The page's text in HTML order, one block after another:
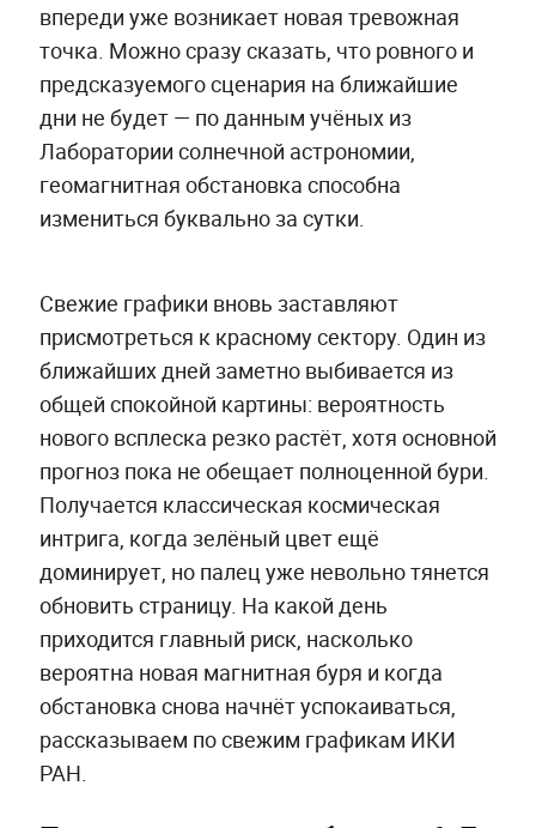
впереди уже возникает новая тревожная
точка. Можно сразу сказать, что ровного и
предсказуемого сценария на ближайшие
дни не будет — по данным учёных из
Лаборатории солнечной астрономии,
геомагнитная обстановка способна
измениться буквально за сутки.
Свежие графики вновь заставляют
присмотреться к красному сектору. Один из
ближайших дней заметно выбивается из
общей спокойной картины: вероятность
нового всплеска резко растёт, хотя основной
прогноз пока не обещает полноценной бури.
Получается классическая космическая
интрига, когда зелёный цвет ещё
доминирует, но палец уже невольно тянется
обновить страницу. На какой день
приходится главный риск, насколько
вероятна новая магнитная буря и когда
обстановка снова начнёт успокаиваться,
рассказываем по свежим графикам ИКИ
РАН.